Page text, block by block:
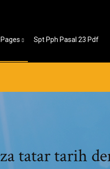
Pages Spt Pph Pasal 23 Pdf
tatar tarih